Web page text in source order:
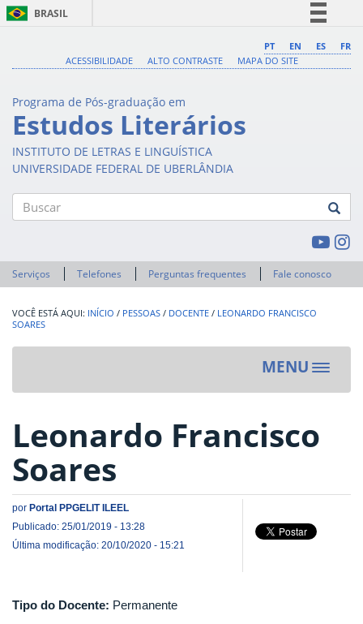
BRASIL
Comunica BR
Acesso à informação
Legislação
PT EN ES
FR
ACESSIBILIDADE
ALTO CONTRASTE MAPA DO SITE
Programa de Pós-graduação em
Estudos Literários
INSTITUTO DE LETRAS E LINGUÍSTICA
UNIVERSIDADE FEDERAL DE UBERLÂNDIA
Serviços Telefones Perguntas frequentes Fale conosco
INÍCIO / PESSOAS / DOCENTE / LEONARDO FRANCISCO
SOARES
MENU
Toggle
Leonardo Francisco
Soares
por Portal PPGELIT ILEEL
Publicado: 25/01/2019 - 13:28
Última modificação: 20/10/2020 - 15:21
Tipo do Docente: Permanente